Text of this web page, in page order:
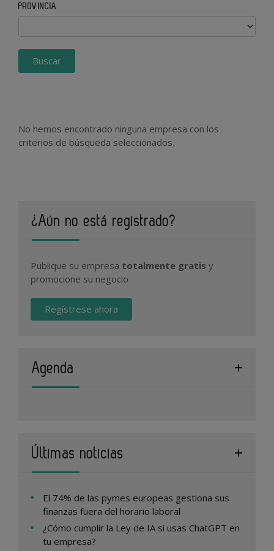
PROVINCIA
Buscar
No hemos encontrado ninguna empresa con los
criterios de búsqueda seleccionados.
¿Aún no está registrado?
Publique su empresa totalmente gratis y
promocione su negocio
Regístrese ahora
Agenda
Últimas noticias
El 74% de las pymes europeas gestiona sus
finanzas fuera del horario laboral
¿Cómo cumplir la Ley de IA si usas ChatGPT en
tu empresa?